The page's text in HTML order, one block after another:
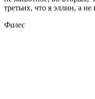
третьих, что я эллин, а не
Фалес